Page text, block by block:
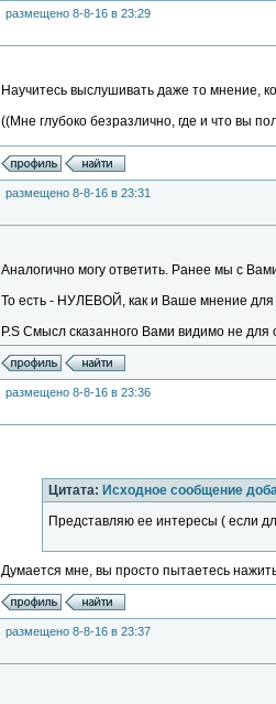
размещено 8-8-16 в 23:29
Научитесь выслушивать даже то мнение,
((Мне глубоко безразлично, где и что вы
размещено 8-8-16 в 23:31
Аналогично могу ответить. Ранее мы с
То есть - НУЛЕВОЙ, как и Ваше мнение для
P.S Смысл сказанного Вами видимо не для
размещено 8-8-16 в 23:36
Цитата: Исходное сообщение
Представляю ее интересы ( если
Думается мне, вы просто пытаетесь
размещено 8-8-16 в 23:37